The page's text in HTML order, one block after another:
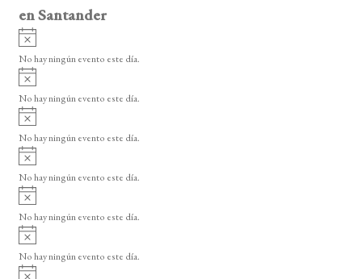
en Santander
A
v
i
o
No hay ningún evento este día.
A
v
i
o
No hay ningún evento este día.
A
v
i
o
No hay ningún evento este día.
A
v
i
o
No hay ningún evento este día.
A
v
i
o
No hay ningún evento este día.
A
v
i
No hay ningún evento este día.
A